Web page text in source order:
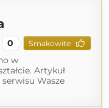
0 Smakowite
w
Artykuł
Wasze